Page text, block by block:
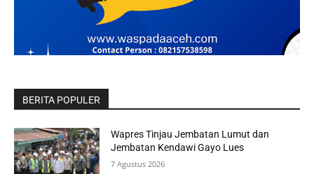
BERITA POPULER
Wapres Tinjau Jembatan Lumut dan
Jembatan Kendawi Gayo Lues
7 Agustus 2026